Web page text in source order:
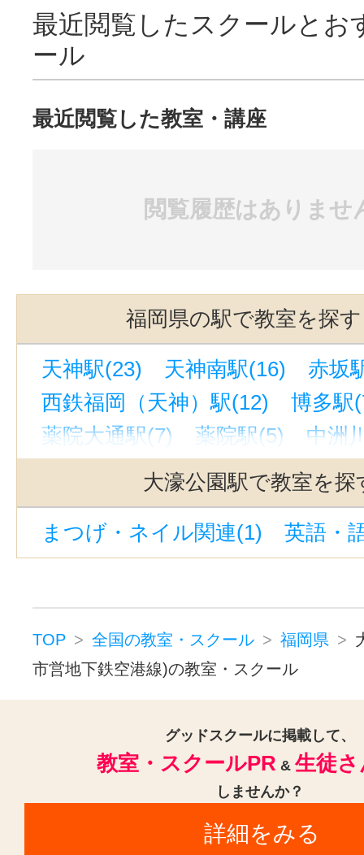
最近閲覧したスクールとお
ール
最近閲覧した教室・講座
閲覧履歴はありませ
福岡県の駅で教室を探す
天神駅(23) 天神南駅(16)
赤坂
西鉄福岡（天神）駅(12)
博多駅
薬院大通駅(7)
薬院駅(5)
中洲
西鉄久留米駅(4)
唐人町駅(3)
小倉駅(福岡)(3)
姪浜駅(2)
平
香椎駅(2)
南福岡駅(2)
藤崎駅(
別府駅(福岡)(2)
西鉄平尾駅(2)
大橋駅(福岡)(1)
室見駅(1)
六
木屋瀬駅(1)
下曽根駅(1)
徳益駅(1)
千早駅(1)
東郷駅(1)
福岡空港駅(1)
福間駅(1)
渡辺
塩塚駅(1)
田主丸駅(1)
春日駅(
赤間駅(1)
大野城駅(1)
折尾駅
蒲池駅(福岡)(1)
大濠公園駅で教室を探
まつげ・ネイル関連(1) 英語・
TOP 全国の教室・スクール 福岡県
市営地下鉄空港線)の教室・スクール
グッドスクールに掲載して、
教室・スクールPR & 生徒
しませんか？
詳細をみる